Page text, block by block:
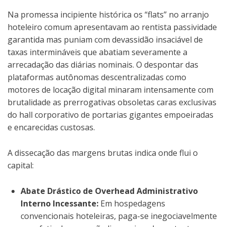
Na promessa incipiente histórica os “flats” no arranjo
hoteleiro comum apresentavam ao rentista passividade
garantida mas puniam com devassidão insaciável de
taxas intermináveis que abatiam severamente a
arrecadação das diárias nominais. O despontar das
plataformas autônomas descentralizadas como
motores de locação digital minaram intensamente com
brutalidade as prerrogativas obsoletas caras exclusivas
do hall corporativo de portarias gigantes empoeiradas
e encarecidas custosas.
A dissecação das margens brutas indica onde flui o
capital:
Abate Drástico de Overhead Administrativo
Interno Incessante: Em hospedagens
convencionais hoteleiras, paga-se inegociavelmente